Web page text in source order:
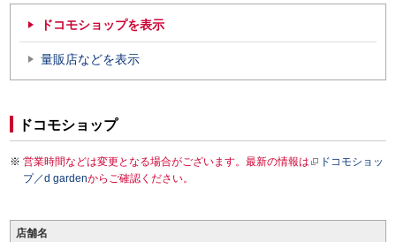
ドコモショップを表示
量販店などを表示
ドコモショップ
営業時間などは変更となる場合がございます。最新の情報は
ドコモショッ
プ／d gardenからご確認ください。
店舗名